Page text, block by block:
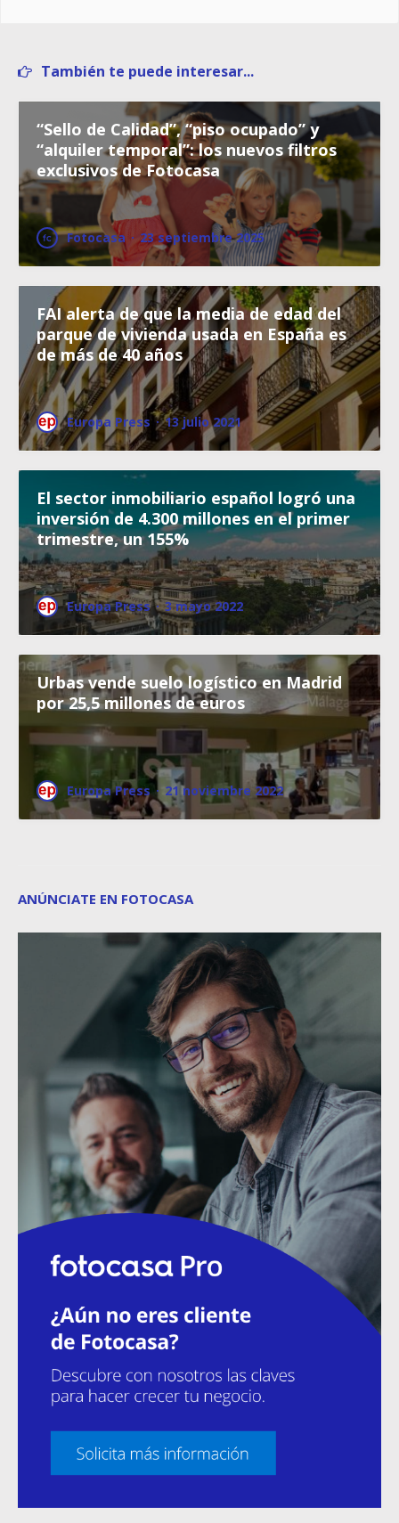
También te puede interesar...
“Sello de Calidad”, “piso ocupado” y
“alquiler temporal”: los nuevos filtros
exclusivos de Fotocasa
Fotocasa · 23 septiembre 2025
FAI alerta de que la media de edad del
parque de vivienda usada en España es
de más de 40 años
Europa Press · 13 julio 2021
El sector inmobiliario español logró una
inversión de 4.300 millones en el primer
trimestre, un 155%
Europa Press · 3 mayo 2022
Urbas vende suelo logístico en Madrid
por 25,5 millones de euros
Europa Press · 21 noviembre 2022
ANÚNCIATE EN FOTOCASA